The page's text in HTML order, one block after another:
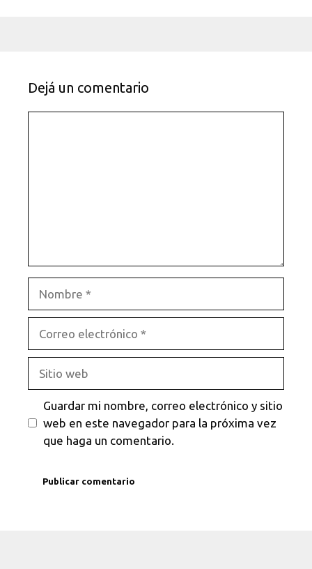
Dejá un comentario
electrónico
web
Guardar mi nombre, correo electrónico y sitio
web en este navegador para la próxima vez
que haga un comentario.